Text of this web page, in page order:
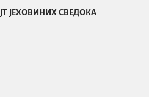
Бога?
ЈЕХОВИНИХ СВЕДОКА